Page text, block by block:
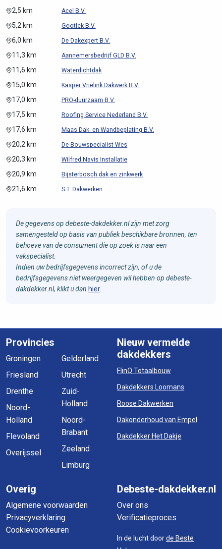
2,5 km Acel B.V.
5,2 km Gootlek B.V.
6,0 km De Dakexpert B.V.
11,3 km Aannemersbedrijf GLD B.V.
11,6 km Waterdichtdak
15,0 km Kasper Vrielink Dakwerk B.V.
17,0 km PRO-duurzaam B.V.
17,5 km Roofing Service Nederland B.V.
17,6 km Maas Dak- en Wandbeplating B.V.
20,2 km De Bouwspecialist Wes
20,3 km Wilfred Navis Installatie
20,9 km Bijsterbosch dak en zinkwerk
21,6 km S.T. Dakwerken
De gegevens op debeste-dakdekker.nl zijn met zorg
samengesteld op basis van publiek beschikbare bronnen, ten
behoeve van de consument die op zoek is naar een
vakspecialist.
Indien uw bedrijfsgegevens incorrect zijn, of u de
bedrijfsgegevens niet weergegeven wil hebben op debeste-
dakdekker.nl, klikt u dan hier
Provincies
Groningen
Friesland
Drenthe
Noord-
Holland
Flevoland
Overijssel
Gelderland
Utrecht
Zuid-
Holland
Noord-
Brabant
Zeeland
Limburg
Nieuw vermelde
dakdekkers
FlinQ Totaalbouw
Dakdekkers Loomans
Roose Dakwerken
Dakonderhoud van Empel
Dakdekker Het Dakje
Overig
Algemene voorwaarden
Privacyverklaring
Cookievoorkeuren
Debeste-dakdekker.nl
Over ons
Verificatieproces
In de lucht doorde Beste